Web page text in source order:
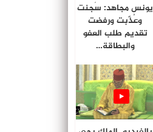
يونس مجاهد: سُجنت
وعُذّبت ورفضت
تقديم طلب العفو
والبطاقة…